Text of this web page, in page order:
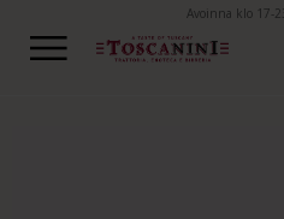
Avoinna klo 17-